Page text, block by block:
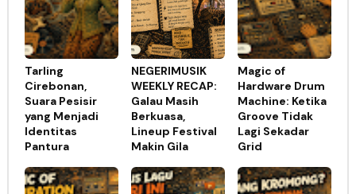
Tarling
Cirebonan,
Suara Pesisir
yang Menjadi
Identitas
Pantura
NEGERIMUSIK
WEEKLY RECAP:
Galau Masih
Berkuasa,
Lineup Festival
Makin Gila
Magic of
Hardware Drum
Machine: Ketika
Groove Tidak
Lagi Sekadar
Grid